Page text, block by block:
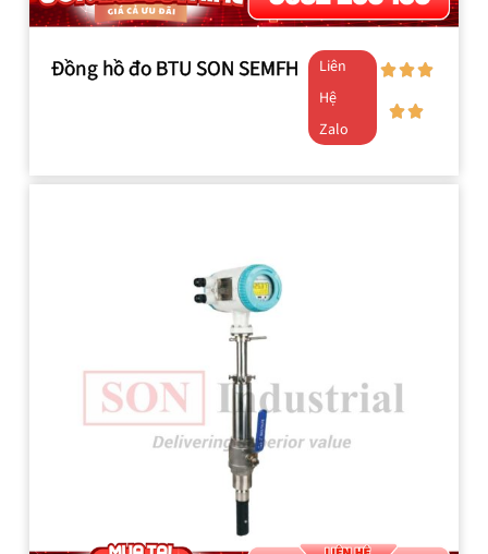
Đồng hồ đo BTU SON SEMFH
Liên
Hệ
Zalo